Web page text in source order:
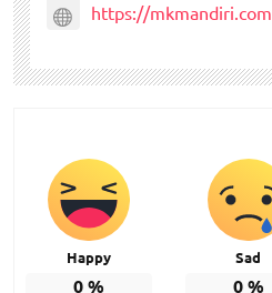
https://mkmandiri.com
Happy
0%
Sad
0%